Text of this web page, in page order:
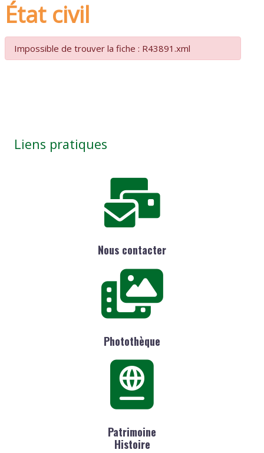
État civil
Impossible de trouver la fiche : R43891.xml
Liens pratiques
Nous contacter
Photothèque
Patrimoine
Histoire